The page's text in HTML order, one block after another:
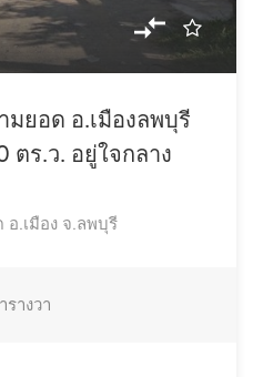
ยอด อ.เมืองลพบุรี
ตร.ว. อยู่ใจกลาง
อ.เมือง จ.ลพบุรี
รางวา